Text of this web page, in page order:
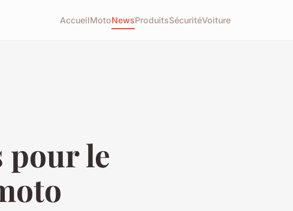
AccueilMotoNewsProduitsSécuritéVoiture
pour le